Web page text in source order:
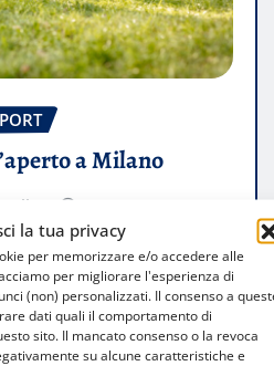
la tua privacy
per memorizzare e/o accedere alle
per migliorare l'esperienza di
(non) personalizzati. Il consenso a
dati quali il comportamento di
sito. Il mancato consenso o la revoca
su alcune caratteristiche e
a Milano
e iniziative per praticare
benessere, natura e
città.…